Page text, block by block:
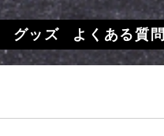
グッズ よくある質問